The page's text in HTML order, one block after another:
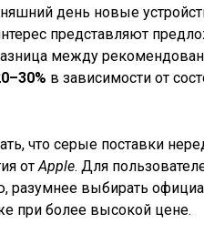
день новые
представляют
между
в зависимости от
что серые поставки
отApple. Для
разумнее выбирать
при более высокой цене.